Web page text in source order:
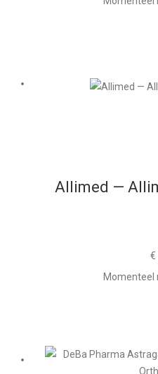
Allimed —
€
Momenteel